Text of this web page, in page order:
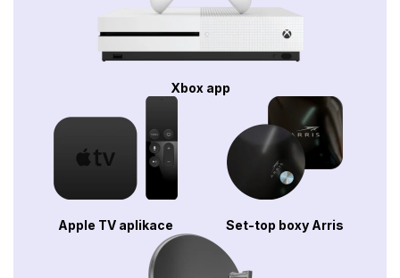
Xbox app
Apple TV aplikace Set-top boxy Arris